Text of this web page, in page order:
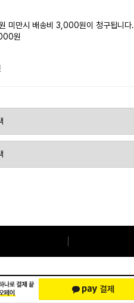
미만시 배송비 3,000원이 청구됩니다.
원